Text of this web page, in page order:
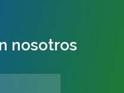
nosotros